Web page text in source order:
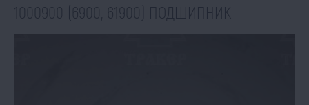
1000900 (6900, 61900) ПОДШИПНИК